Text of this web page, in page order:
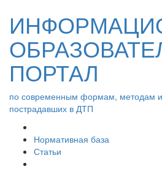
ПОРТАЛ
по современным формам, методам
пострадавших в ДТП
Нормативная база
Статьи